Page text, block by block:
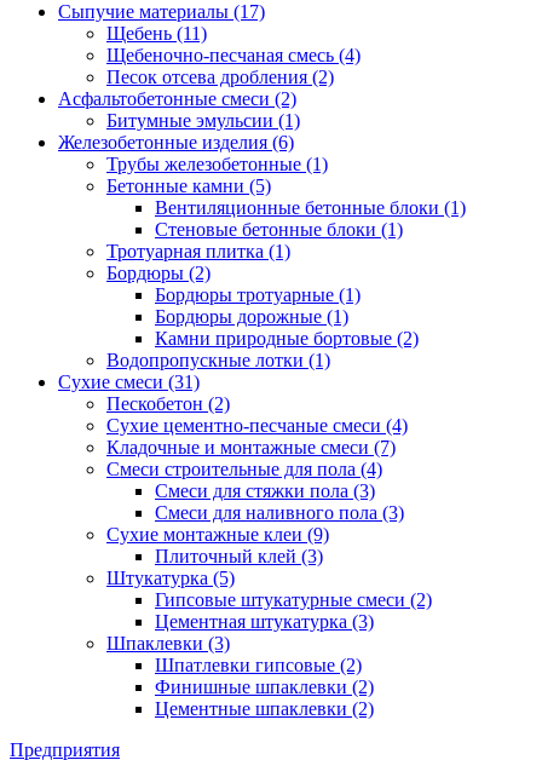
Сыпучие материалы (17)
Щебень (11)
Щебеночно-песчаная смесь (4)
Песок отсева дробления (2)
Асфальтобетонные смеси (2)
Битумные эмульсии (1)
Железобетонные изделия (6)
Трубы железобетонные (1)
Бетонные камни (5)
Вентиляционные бетонные блоки (1)
Стеновые бетонные блоки (1)
Тротуарная плитка (1)
Бордюры (2)
Бордюры тротуарные (1)
Бордюры дорожные (1)
Камни природные бортовые (2)
Водопропускные лотки (1)
Сухие смеси (31)
Пескобетон (2)
Сухие цементно-песчаные смеси (4)
Кладочные и монтажные смеси (7)
Смеси строительные для пола (4)
Смеси для стяжки пола (3)
Смеси для наливного пола (3)
Сухие монтажные клеи (9)
Плиточный клей (3)
Штукатурка (5)
Гипсовые штукатурные смеси (2)
Цементная штукатурка (3)
Шпаклевки (3)
Шпатлевки гипсовые (2)
Финишные шпаклевки (2)
Цементные шпаклевки (2)
Предприятия